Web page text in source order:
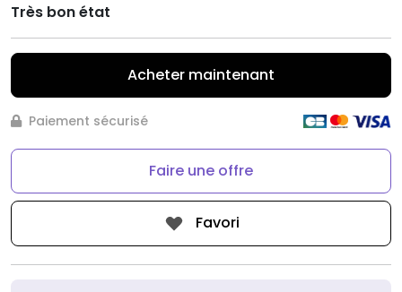
Très bon état
Acheter maintenant
Paiement sécurisé
Faire une offre
Favori